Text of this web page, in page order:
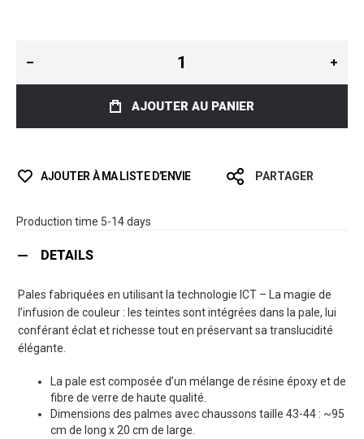
AJOUTER AU PANIER
AJOUTER À MA LISTE D’ENVIE PARTAGER
Production time 5-14 days
DETAILS
Pales fabriquées en utilisant la technologie ICT – La magie de
l’infusion de couleur : les teintes sont intégrées dans la pale, lui
conférant éclat et richesse tout en préservant sa translucidité
élégante.
La pale est composée d’un mélange de résine époxy et de
fibre de verre de haute qualité.
Dimensions des palmes avec chaussons taille 43-44 : ~95
cm de long x 20 cm de large.